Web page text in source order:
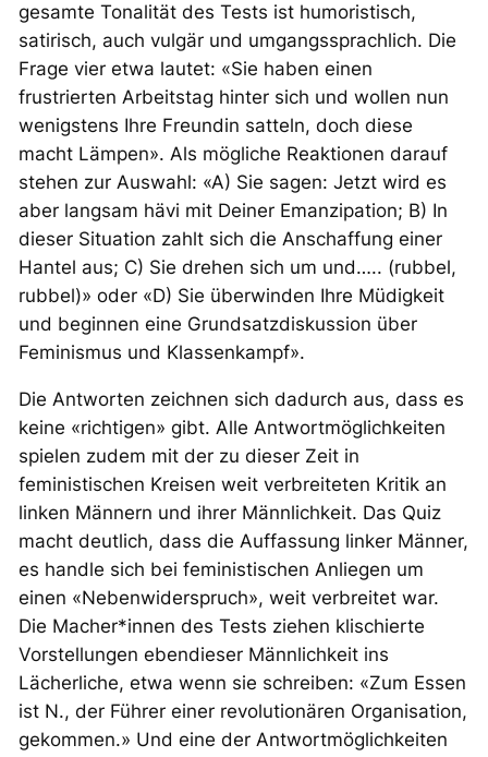
gesamte Tonalität des Tests ist humoristisch,
satirisch, auch vulgär und umgangssprachlich. Die
Frage vier etwa lautet: «Sie haben einen
frustrierten Arbeitstag hinter sich und wollen nun
wenigstens Ihre Freundin satteln, doch diese
macht Lämpen». Als mögliche Reaktionen darauf
stehen zur Auswahl: «A) Sie sagen: Jetzt wird es
aber langsam hävi mit Deiner Emanzipation; B) In
dieser Situation zahlt sich die Anschaffung einer
Hantel aus; C) Sie drehen sich um und….. (rubbel,
rubbel)» oder «D) Sie überwinden Ihre Müdigkeit
und beginnen eine Grundsatzdiskussion über
Feminismus und Klassenkampf».
Die Antworten zeichnen sich dadurch aus, dass es
keine «richtigen» gibt. Alle Antwortmöglichkeiten
spielen zudem mit der zu dieser Zeit in
feministischen Kreisen weit verbreiteten Kritik an
linken Männern und ihrer Männlichkeit. Das Quiz
macht deutlich, dass die Auffassung linker Männer,
es handle sich bei feministischen Anliegen um
einen «Nebenwiderspruch», weit verbreitet war.
Die Macher*innen des Tests ziehen klischierte
Vorstellungen ebendieser Männlichkeit ins
Lächerliche, etwa wenn sie schreiben: «Zum Essen
ist N., der Führer einer revolutionären Organisation,
gekommen.» Und eine der Antwortmöglichkeiten